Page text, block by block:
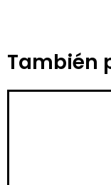
También